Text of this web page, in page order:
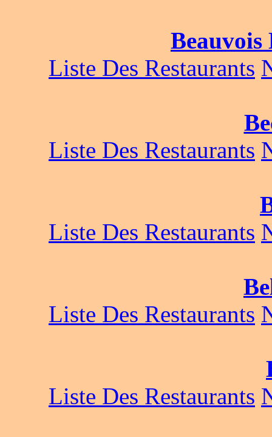
Beauvois
Liste Des Restaurants
Liste Des Restaurants
Liste Des Restaurants
Liste Des Restaurants
Liste Des Restaurants